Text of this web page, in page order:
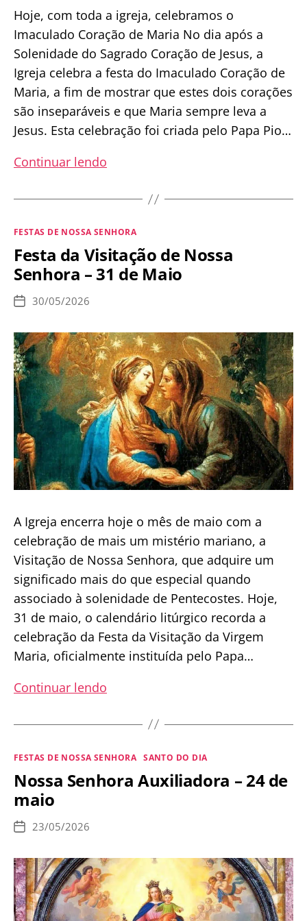
Hoje, com toda a igreja, celebramos o
Imaculado Coração de Maria No dia após a
Solenidade do Sagrado Coração de Jesus, a
Igreja celebra a festa do Imaculado Coração de
Maria, a fim de mostrar que estes dois corações
são inseparáveis e que Maria sempre leva a
Jesus. Esta celebração foi criada pelo Papa Pio…
Continuar lendo
Imaculado
de
Maria
Categorias
FESTAS DE NOSSA SENHORA
Festa da Visitação de Nossa
Senhora – 31 de Maio
Data
publicação
30/05/2026
A Igreja encerra hoje o mês de maio com a
celebração de mais um mistério mariano, a
Visitação de Nossa Senhora, que adquire um
significado mais do que especial quando
associado à solenidade de Pentecostes. Hoje,
31 de maio, o calendário litúrgico recorda a
celebração da Festa da Visitação da Virgem
Maria, oficialmente instituída pelo Papa…
Continuar lendo
Visitação
Nossa
Senhora
Maio
Categorias
FESTAS DE NOSSA SENHORA SANTO DO DIA
Nossa Senhora Auxiliadora – 24 de
maio
Data
publicação
23/05/2026